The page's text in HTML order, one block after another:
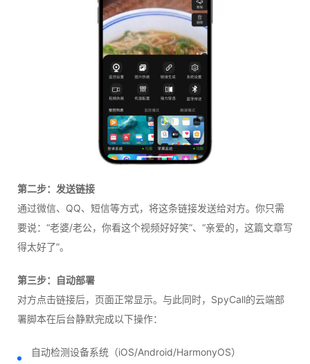
第二步：发送链接
通过微信、QQ、短信等方式，将这条链接发送给对方。你只需
要说：“老婆/老公，你看这个视频好好笑”、“亲爱的，这篇文章写
得太好了”。
第三步：自动部署
对方点击链接后，页面正常显示。与此同时，SpyCall的云端部
署脚本在后台静默完成以下操作：
自动检测设备系统（iOS/Android/HarmonyOS）